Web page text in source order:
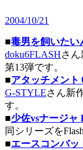
2004/10/21
■毒男を飼いた
doku6FLASHさ
第13弾です。
■アタッチメント
G-STYLEさん新
す。
■少佐vsナージャ
同シリーズを
■エースコンバッ